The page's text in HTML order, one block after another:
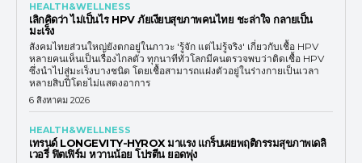
HEALTH&WELLNESS
เลิกคิดว่า ไม่เป็นไร HPV ภัยเงียบสุขภาพคนไทย ชะล่าใจ กลายเป็น
มะเร็ง
สังคมไทยส่วนใหญ่ยังตกอยู่ในภาวะ 'รู้จัก แต่ไม่รู้จริง' เกี่ยวกับเชื้อ HPV
หลายคนเห็นเป็นเรื่องไกลตัว ทุกนาทีทั่วโลกมีคนตรวจพบว่าติดเชื้อ HPV
ซึ่งนำไปสู่มะเร็งบางชนิด โดยเชื้อสามารถแฝงตัวอยู่ในร่างกายเป็นเวลา
หลายสิบปีโดยไม่แสดงอาการ
6 สิงหาคม 2026
HEALTH&WELLNESS
เทรนด์ LONGEVITY-HYROX มาแรง แกร็บเผยพฤติกรรมสุขภาพเดลิ
เวอรี่ ฟิตเฟิร์ม หวานน้อย โปรตีน ยอดพุ่ง